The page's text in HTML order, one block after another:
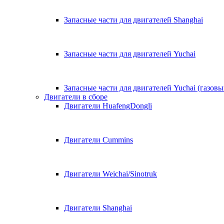
Запасные части для двигателей Shanghai
Запасные части для двигателей Yuchai
Запасные части для двигателей Yuchai
Двигатели в сборе
Двигатели HuafengDongli
Двигатели Cummins
Двигатели Weichai/Sinotruk
Двигатели Shanghai